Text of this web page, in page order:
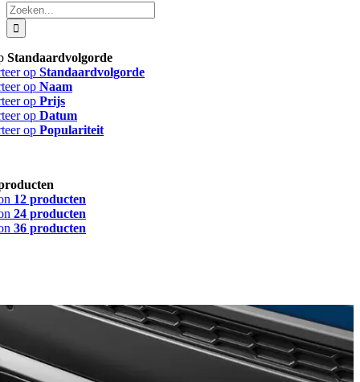
Zoeken
naar:
Standaardvolgorde
op Standaardvolgorde
op Naam
op Prijs
op Datum
op Populariteit
12 producten
24 producten
36 producten